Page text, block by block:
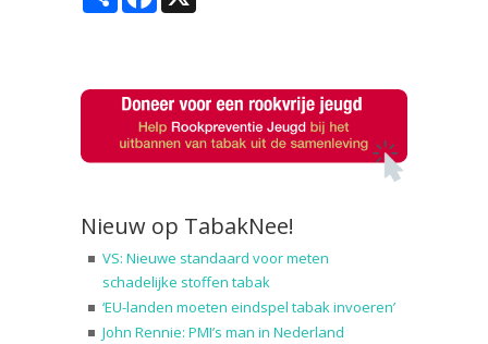
Nieuw op TabakNee!
VS: Nieuwe standaard voor meten
schadelijke stoffen tabak
‘EU-landen moeten eindspel tabak invoeren’
John Rennie: PMI’s man in Nederland